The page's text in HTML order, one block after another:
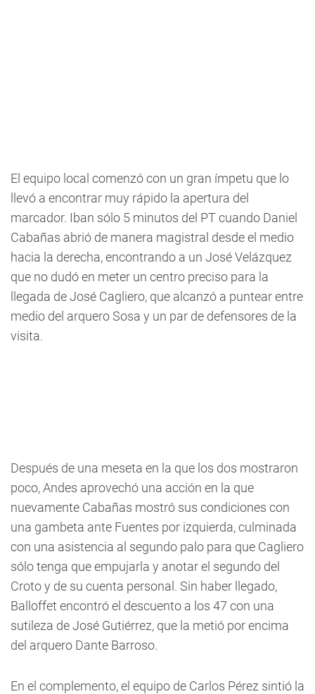
El equipo local comenzó con un gran ímpetu que lo
llevó a encontrar muy rápido la apertura del
marcador. Iban sólo 5 minutos del PT cuando Daniel
Cabañas abrió de manera magistral desde el medio
hacia la derecha, encontrando a un José Velázquez
que no dudó en meter un centro preciso para la
llegada de José Cagliero, que alcanzó a puntear entre
medio del arquero Sosa y un par de defensores de la
visita.
Después de una meseta en la que los dos mostraron
poco, Andes aprovechó una acción en la que
nuevamente Cabañas mostró sus condiciones con
una gambeta ante Fuentes por izquierda, culminada
con una asistencia al segundo palo para que Cagliero
sólo tenga que empujarla y anotar el segundo del
Croto y de su cuenta personal. Sin haber llegado,
Balloffet encontró el descuento a los 47 con una
sutileza de José Gutiérrez, que la metió por encima
del arquero Dante Barroso.
En el complemento, el equipo de Carlos Pérez sintió la